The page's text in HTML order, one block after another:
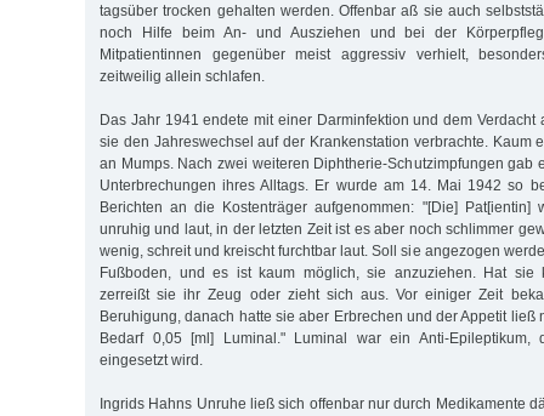
tagsüber trocken gehalten werden. Offenbar aß sie auch
noch Hilfe beim An- und Ausziehen und bei der
Mitpatientinnen gegenüber meist aggressiv verhielt,
zeitweilig allein schlafen.
Das Jahr 1941 endete mit einer Darminfektion und dem Verdacht
sie den Jahreswechsel auf der Krankenstation verbrachte. Kaum
an Mumps. Nach zwei weiteren Diphtherie-Schutzimpfungen gab
Unterbrechungen ihres Alltags. Er wurde am 14. Mai 1942 so
Berichten an die Kostenträger aufgenommen: "[Die] Pat[ientin]
unruhig und laut, in der letzten Zeit ist es aber noch schlimmer
wenig, schreit und kreischt furchtbar laut. Soll sie angezogen
Fußboden, und es ist kaum möglich, sie anzuziehen. Hat sie
zerreißt sie ihr Zeug oder zieht sich aus. Vor einiger Zeit
Beruhigung, danach hatte sie aber Erbrechen und der Appetit ließ
Bedarf 0,05 [ml] Luminal." Luminal war ein Anti-Epileptikum,
eingesetzt wird.
Ingrids Hahns Unruhe ließ sich offenbar nur durch Medikamente